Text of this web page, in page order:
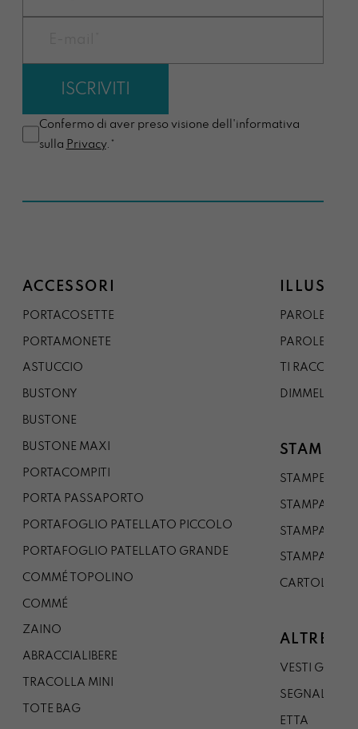
Confermo di aver preso visione dell'informativa
sulla Privacy.*
ACCESSORI
PORTACOSETTE
PORTAMONETE
ASTUCCIO
BUSTONY
BUSTONE
BUSTONE MAXI
PORTACOMPITI
PORTA PASSAPORTO
PORTAFOGLIO PATELLATO PICCOLO
PORTAFOGLIO PATELLATO GRANDE
COMMÉ TOPOLINO
COMMÉ
ZAINO
ABRACCIALIBERE
TRACOLLA MINI
TOTE BAG
PAROLE DAL
PAROLE DA
TI
DIMMELO
STAMPE
STAMPE A5
STAMPA A3
STAMPA A1
STAMPA A0
CARTOLINA
ALTRE
VESTI
SEGNALIBRO
ETTA